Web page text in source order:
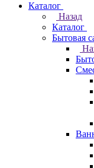
Каталог
Назад
Каталог
Бытовая